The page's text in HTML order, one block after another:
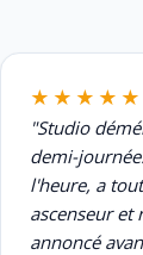
★★★★★
"Studio
demi-
l'heure, a
ascenseur et
annoncé